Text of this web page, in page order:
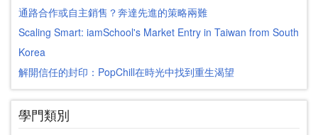
通路合作或自主銷售？奔達先進的策略兩難
Scaling Smart: iamSchool's Market Entry in Taiwan from South
Korea
解開信任的封印：PopChill在時光中找到重生渴望
學門類別